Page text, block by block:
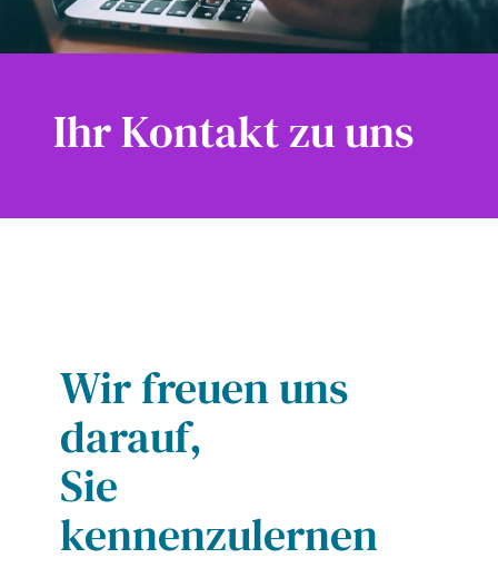
Ihr Kontakt zu uns
Wir freuen uns
darauf,
Sie
kennenzulernen